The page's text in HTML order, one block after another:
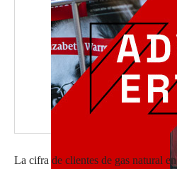
La cifra de clientes de gas natural